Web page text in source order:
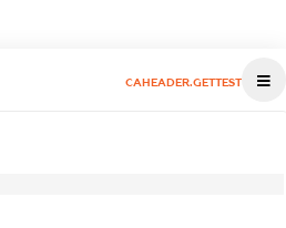
CAHEADER.GETTEST